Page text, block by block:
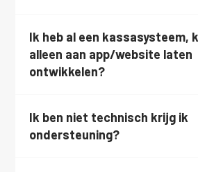
Ik heb al een kassasysteem,
alleen aan app/website laten
ontwikkelen?
Ik ben niet technisch krijg ik
ondersteuning?